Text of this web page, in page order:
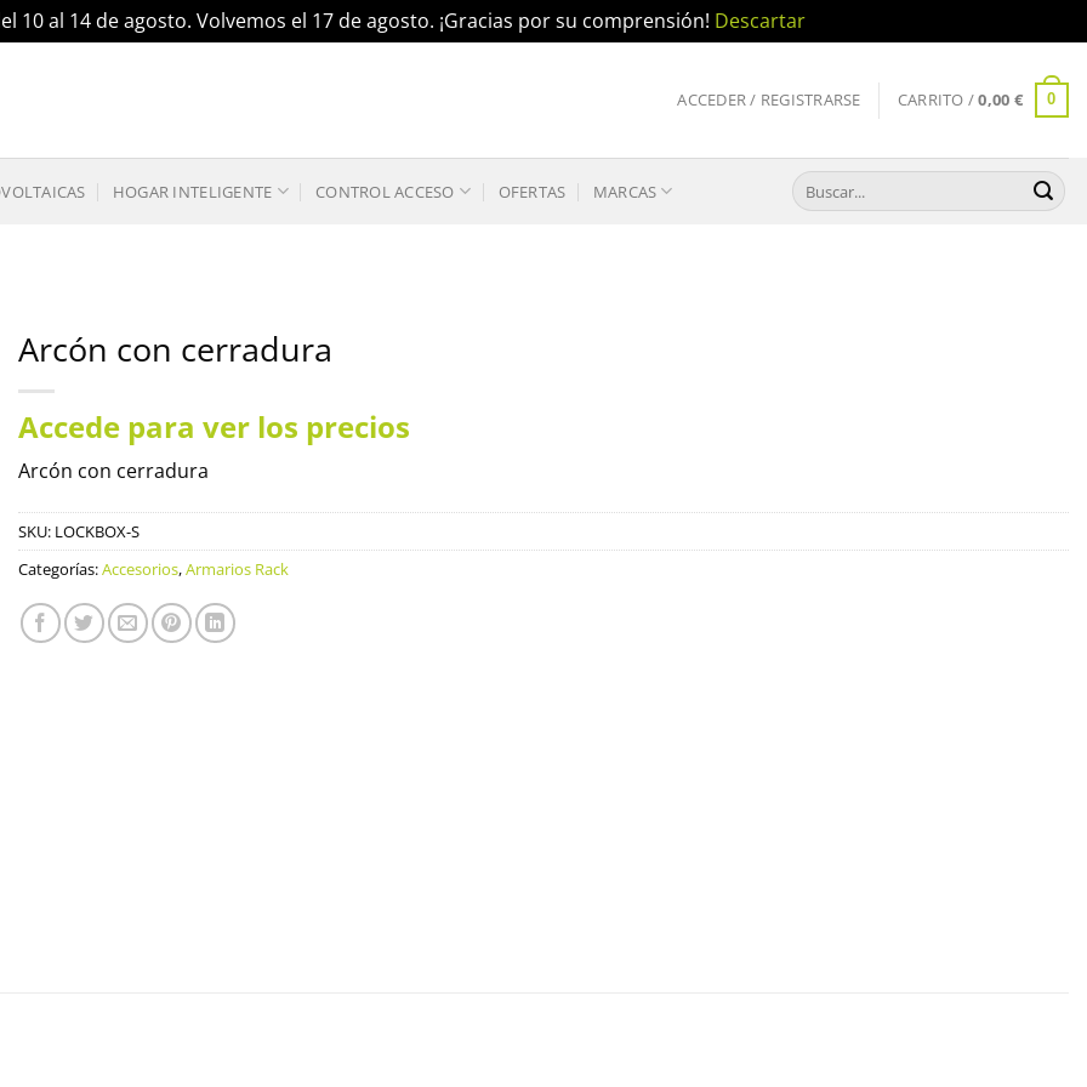
10 al 14 de agosto. Volvemos el 17 de agosto. ¡Gracias por su comprensión! Descartar
ACCEDER / REGISTRARSE CARRITO /0,00 € 0
HOGAR INTELIGENTE CONTROL ACCESO OFERTAS MARCAS
Buscar
por:
Arcón con cerradura
Accede para ver los precios
Arcón con cerradura
SKU: LOCKBOX-S
Categorías:Accesorios,Armarios Rack